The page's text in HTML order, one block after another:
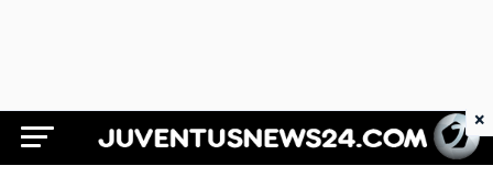
Juventus News 24
×